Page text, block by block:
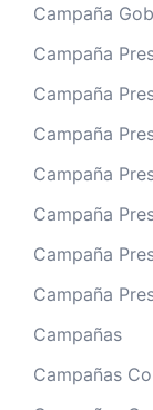
Campaña
Campaña
Campaña
Campaña
Campaña
Campaña
Campaña
Campaña
Campañas
Campañas